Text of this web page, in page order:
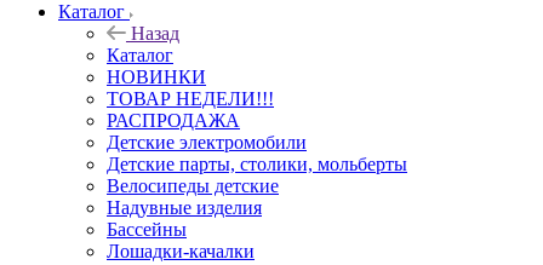
Каталог
Назад
Каталог
НОВИНКИ
ТОВАР НЕДЕЛИ!!!
РАСПРОДАЖА
Детские электромобили
Детские парты, столики, мольберты
Велосипеды детские
Надувные изделия
Бассейны
Лошадки-качалки